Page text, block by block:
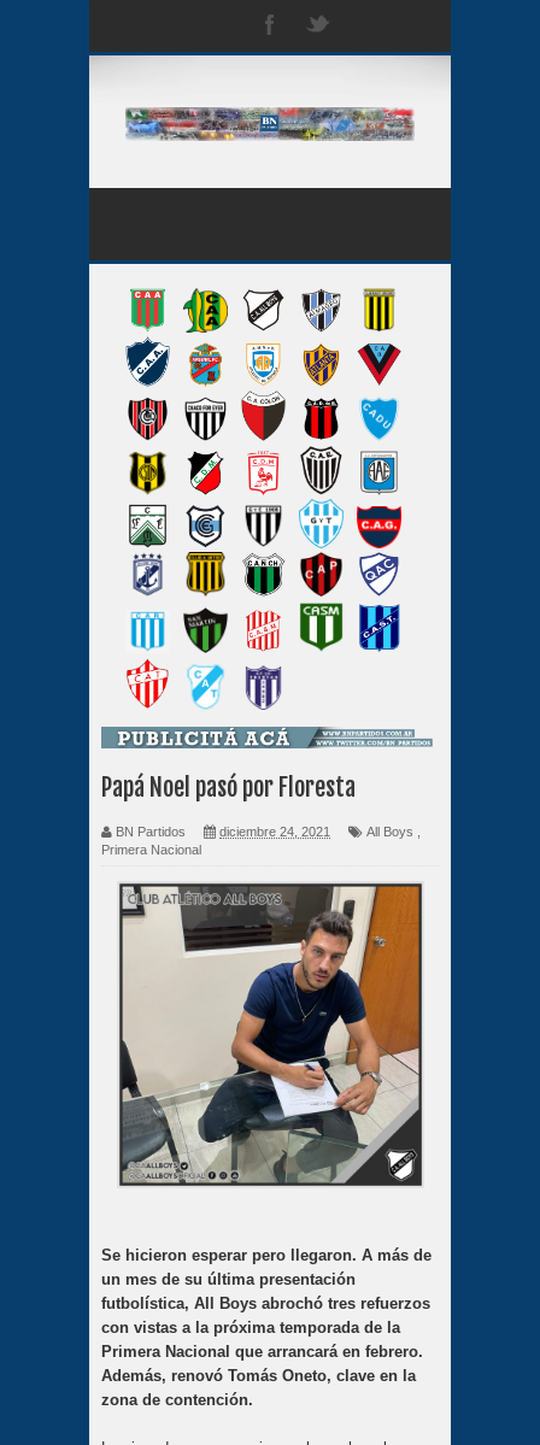
Papá Noel pasó por Floresta
BN Partidos diciembre 24, 2021 All Boys
Primera Nacional
Se hicieron esperar pero llegaron. A más de
un mes de su última presentación
futbolística, All Boys abrochó tres refuerzos
con vistas a la próxima temporada de la
Primera Nacional que arrancará en febrero.
Además, renovó Tomás Oneto, clave en la
zona de contención.